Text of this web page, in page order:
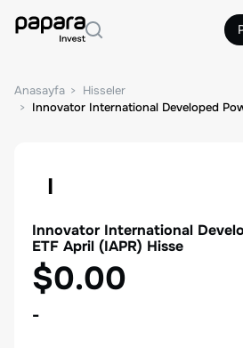
Anasayfa
Hisseler
Innovator International Developed
I
Innovator International
ETF April (IAPR) Hisse
$0.00
-